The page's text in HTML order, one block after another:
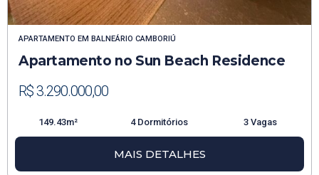
APARTAMENTO EM BALNEÁRIO CAMBORIÚ
Apartamento no Sun Beach Residence
R$ 3.290.000,00
149.43m² 4 Dormitórios 3 Vagas
MAIS DETALHES